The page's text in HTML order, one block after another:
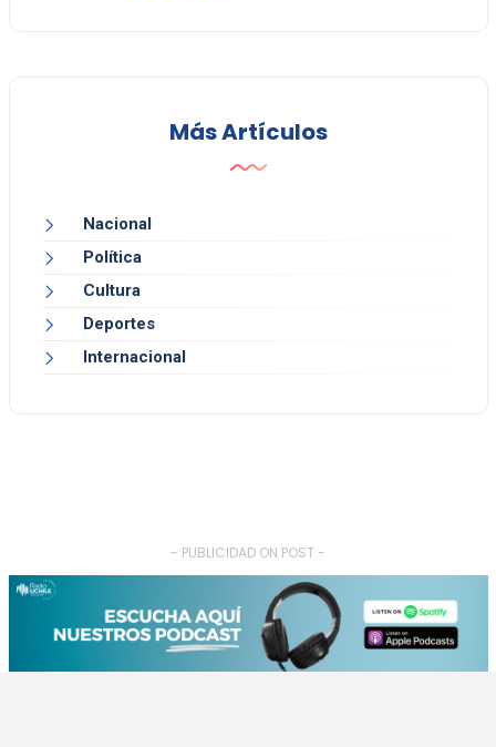
Más Artículos
Nacional
Política
Cultura
Deportes
Internacional
- PUBLICIDAD ON POST -